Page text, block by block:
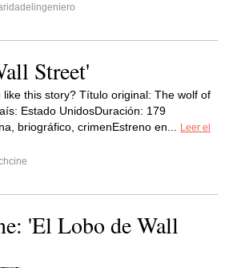
Street'
like this story? Título original: The wolf of
Estado UnidosDuración: 179
briográfico, crimenEstreno en...
Leer el
'El Lobo de Wall